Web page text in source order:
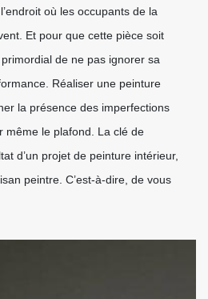
où les occupants de la
Et pour que cette pièce soit
de ne pas ignorer sa
Réaliser une peinture
la présence des imperfections
même le plafond. La clé de
d’un projet de peinture intérieur,
peintre. C’est-à-dire, de vous